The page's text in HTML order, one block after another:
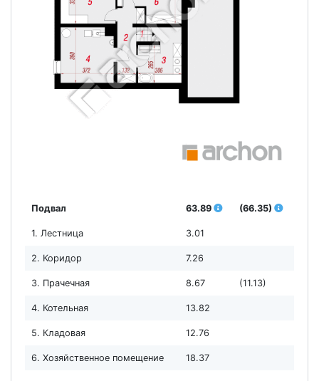
Подвал 63.89 (66.35)
1. Лестница 3.01
2. Коридор 7.26
3. Прачечная 8.67 (11.13)
4. Котельная 13.82
5. Кладовая 12.76
6. Хозяйственное помещение 18.37